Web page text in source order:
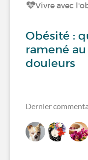
Vivre avec
Obésité :
ramené
douleurs
Dernier